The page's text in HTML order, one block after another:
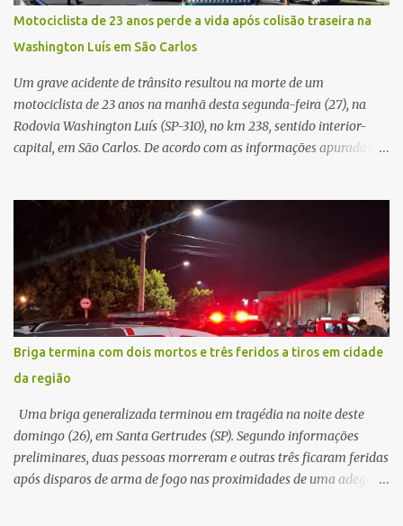
concluir a suposta atualização cadastral. Após realizar o
procedimento, a conta bancária ficou bloqueada por algumas
horas. Sem conseguir acessar o sistema, a vítima tentou
novamente contato com o suposto gerente, mas não obteve
resposta. Na segunda-fe...
Motociclista de 23 anos perde a vida após colisão traseira na
Washington Luís em São Carlos
Um grave acidente de trânsito resultou na morte de um
motociclista de 23 anos na manhã desta segunda-feira (27), na
Rodovia Washington Luís (SP-310), no km 238, sentido interior-
capital, em São Carlos. De acordo com as informações apuradas no
veículo, o trânsito estava lento e congestionado devido a obras
realizadas na rodovia, momento em que ocorreu o impacto. Com
a violência da colisão, o motociclista foi arremessado ao solo.
Testemunhas relataram que o capacete teria se desprendido
durante o acidente. O jovem sofreu ferimentos gravíssimos e
morreu ainda no local. Equipes de resgate e de atendimento da
concessionária responsável pela rodovia foram acionadas e
realizaram a sinalização da via, além de prestarem socorro à
vítima. No entanto, o óbito foi constatado ainda no local do
acidente. A Polícia Militar Rodoviária compareceu para o registro
da ocorrência...
Briga termina com dois mortos e três feridos a tiros em cidade
da região
Uma briga generalizada terminou em tragédia na noite deste
domingo (26), em Santa Gertrudes (SP). Segundo informações
preliminares, duas pessoas morreram e outras três ficaram feridas
após disparos de arma de fogo nas proximidades de uma adega. O